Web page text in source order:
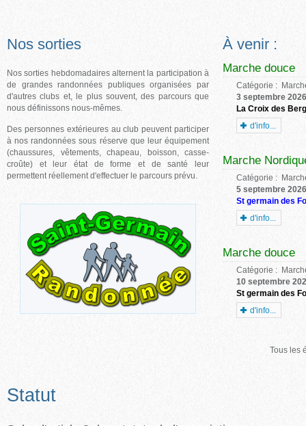
Nos sorties
Nos sorties hebdomadaires alternent la participation à
de grandes randonnées publiques organisées par
d'autres clubs et, le plus souvent, des parcours que
nous définissons nous-mêmes.
Des personnes extérieures au club peuvent participer
à nos randonnées sous réserve que leur équipement
(chaussures, vêtements, chapeau, boisson, casse-
croûte) et leur état de forme et de santé leur
permettent réellement d'effectuer le parcours prévu.
À venir :
Marche douce
Catégorie :
3 septembre 2026
La Croix des
d'info...
Marche
Catégorie :
5 septembre 2026
St germain des
d'info...
Marche douce
Catégorie :
10 septembre
St germain des
d'info...
Tous les
Statut